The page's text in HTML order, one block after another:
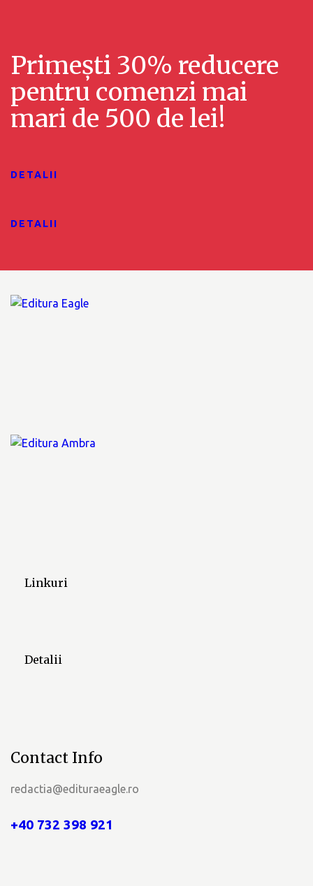
Primești 30% reducere
pentru comenzi mai
mari de 500 de lei!
DETALII
DETALII
Linkuri
Detalii
Contact Info
redactia@edituraeagle.ro
+40 732 398 921